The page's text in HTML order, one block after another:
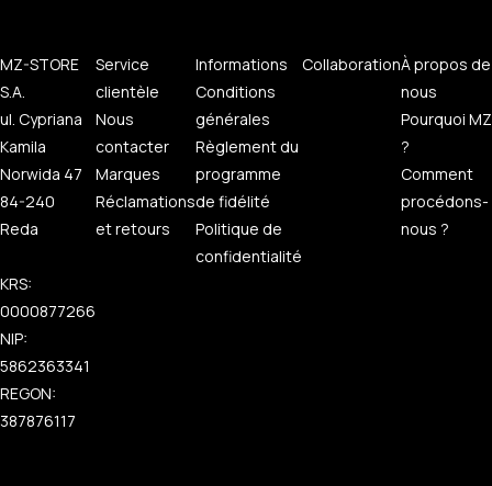
MZ-STORE
S.A.
ul. Cypriana
Kamila
Norwida 47
84-240
Reda
KRS:
0000877266
NIP:
5862363341
REGON:
387876117
Service
clientèle
Nous
contacter
Marques
Réclamations
et retours
Informations
Conditions
générales
Règlement du
programme
de fidélité
Politique de
confidentialité
CollaborationÀ propos de
nous
Pourquoi MZ
?
Comment
procédons-
nous ?